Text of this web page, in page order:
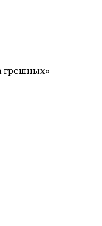
грешных»